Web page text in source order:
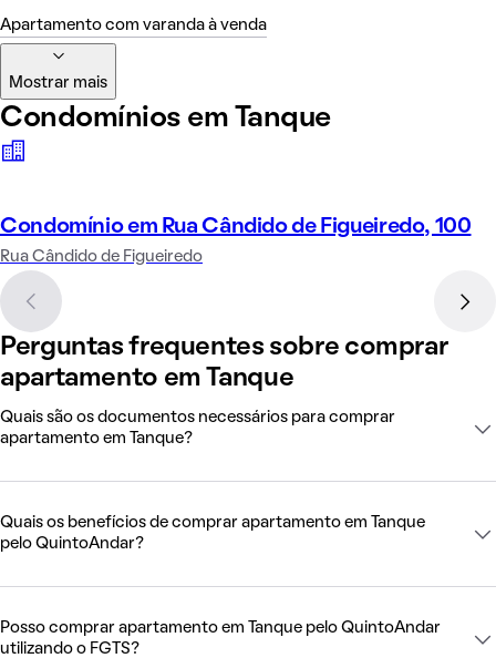
Apartamento com varanda à venda
Mostrar mais
Condomínios em Tanque
Condomínio em Rua Cândido de Figueiredo, 100
Rua Cândido de Figueiredo
Perguntas frequentes sobre comprar
apartamento em Tanque
Quais são os documentos necessários para comprar
apartamento em Tanque?
Quais os benefícios de comprar apartamento em Tanque
pelo QuintoAndar?
Posso comprar apartamento em Tanque pelo QuintoAndar
utilizando o FGTS?